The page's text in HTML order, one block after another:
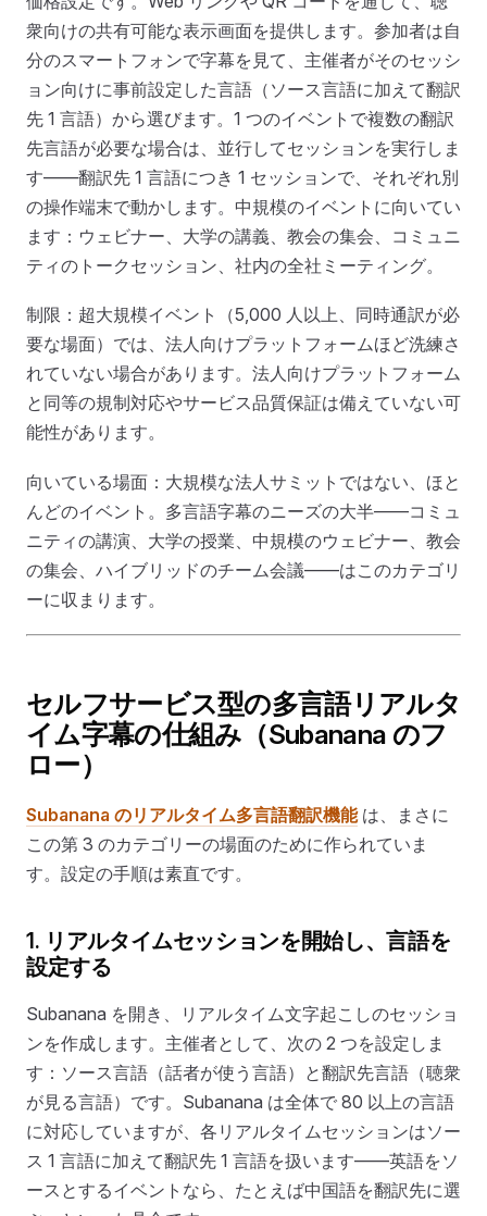
衆向けの共有可能な表示画面を提供します。参加者は自
分のスマートフォンで字幕を見て、主催者がそのセッシ
ョン向けに事前設定した言語（ソース言語に加えて翻訳
先 1 言語）から選びます。1 つのイベントで複数の翻訳
先言語が必要な場合は、並行してセッションを実行しま
す——翻訳先 1 言語につき 1 セッションで、それぞれ別
の操作端末で動かします。中規模のイベントに向いてい
ます：ウェビナー、大学の講義、教会の集会、コミュニ
ティのトークセッション、社内の全社ミーティング。
制限：超大規模イベント（5,000 人以上、同時通訳が必
要な場面）では、法人向けプラットフォームほど洗練さ
れていない場合があります。法人向けプラットフォーム
と同等の規制対応やサービス品質保証は備えていない可
能性があります。
向いている場面：大規模な法人サミットではない、ほと
んどのイベント。多言語字幕のニーズの大半——コミュ
ニティの講演、大学の授業、中規模のウェビナー、教会
の集会、ハイブリッドのチーム会議——はこのカテゴリ
ーに収まります。
セルフサービス型の多言語リアルタ
イム字幕の仕組み（Subanana のフ
ロー）
Subanana のリアルタイム多言語翻訳機能は、まさに
この第 3 のカテゴリーの場面のために作られていま
す。設定の手順は素直です。
1. リアルタイムセッションを開始し、言語を
設定する
Subanana を開き、リアルタイム文字起こしのセッショ
ンを作成します。主催者として、次の 2 つを設定しま
す：ソース言語（話者が使う言語）と翻訳先言語（聴衆
が見る言語）です。Subanana は全体で 80 以上の言語
に対応していますが、各リアルタイムセッションはソー
ス 1 言語に加えて翻訳先 1 言語を扱います——英語をソ
ースとするイベントなら、たとえば中国語を翻訳先に選